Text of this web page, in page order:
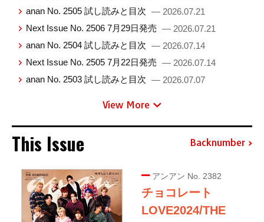
anan No. 2505 試し読みと目次 — 2026.07.21
Next Issue No. 2506 7月29日発売 — 2026.07.21
anan No. 2504 試し読みと目次 — 2026.07.14
Next Issue No. 2505 7月22日発売 — 2026.07.14
anan No. 2503 試し読みと目次 — 2026.07.07
View More
This Issue Backnumber
アンアン No. 2382
チョコレート
LOVE2024/THE